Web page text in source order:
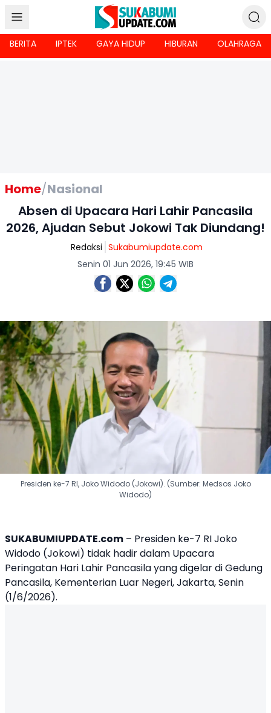
BERITA IPTEK GAYA HIDUP HIBURAN OLAHRAGA
Home/Nasional
Absen di Upacara Hari Lahir Pancasila
2026, Ajudan Sebut Jokowi Tak Diundang!
Redaksi Sukabumiupdate.com
Senin 01 Jun 2026, 19:45 WIB
Presiden ke-7 RI, Joko Widodo (Jokowi). (Sumber: Medsos Joko
Widodo)
SUKABUMIUPDATE.com – Presiden ke-7 RI Joko
Widodo (Jokowi) tidak hadir dalam Upacara
Peringatan Hari Lahir Pancasila yang digelar di Gedung
Pancasila, Kementerian Luar Negeri, Jakarta, Senin
(1/6/2026).